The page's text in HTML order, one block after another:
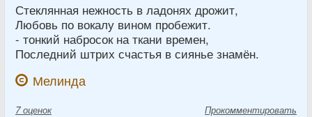
Стеклянная нежность в ладонях дрожит,
Любовь по вокалу вином пробежит.
- тонкий набросок на ткани времен,
Последний штрих счастья в сиянье знамён.
Мелинда
7 оценок Прокомментировать